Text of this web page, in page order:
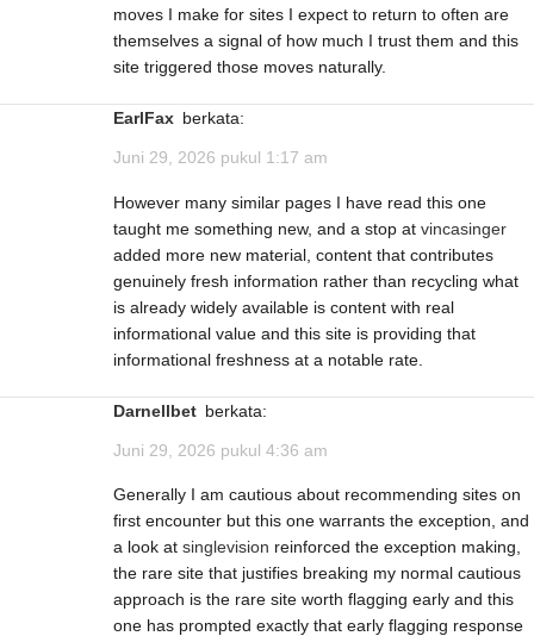
moves I make for sites I expect to return to often are
themselves a signal of how much I trust them and this
site triggered those moves naturally.
EarlFax berkata:
Juni 29, 2026 pukul 1:17 am
However many similar pages I have read this one
taught me something new, and a stop at vincasinger
added more new material, content that contributes
genuinely fresh information rather than recycling what
is already widely available is content with real
informational value and this site is providing that
informational freshness at a notable rate.
Darnellbet berkata:
Juni 29, 2026 pukul 4:36 am
Generally I am cautious about recommending sites on
first encounter but this one warrants the exception, and
a look at singlevision reinforced the exception making,
the rare site that justifies breaking my normal cautious
approach is the rare site worth flagging early and this
one has prompted exactly that early flagging response